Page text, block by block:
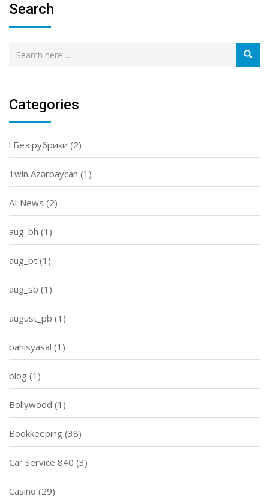
Search
Categories
! Без рубрики (2)
1win Azərbaycan (1)
AI News (2)
aug_bh (1)
aug_bt (1)
aug_sb (1)
august_pb (1)
bahisyasal (1)
blog (1)
Bollywood (1)
Bookkeeping (38)
Car Service 840 (3)
Casino (29)